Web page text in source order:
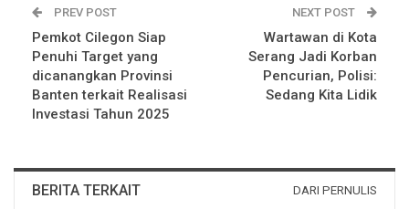
PREV POST
Pemkot Cilegon Siap
Penuhi Target yang
dicanangkan Provinsi
Banten terkait Realisasi
Investasi Tahun 2025
NEXT POST
Wartawan di Kota
Serang Jadi Korban
Pencurian, Polisi:
Sedang Kita Lidik
BERITA TERKAIT DARI PERNULIS